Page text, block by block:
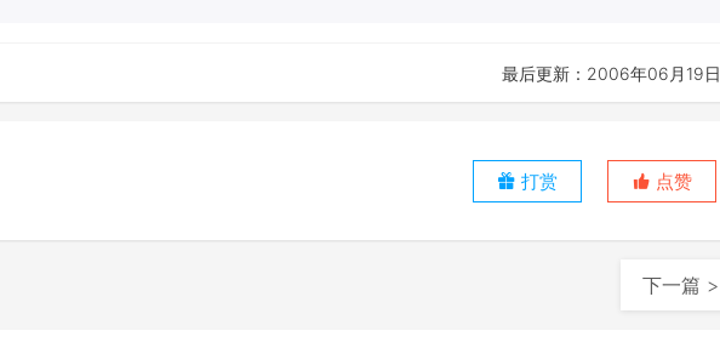
最后更新：2006年06月19日
打赏 点赞
下一篇 >